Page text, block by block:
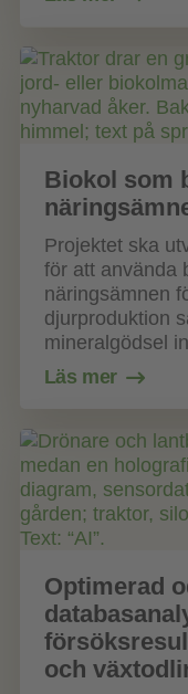
Biokol som
Projektet ska
för att använda
näringsämnen
djurproduktion
mineralgödsel
Läs mer
Optimerad
och